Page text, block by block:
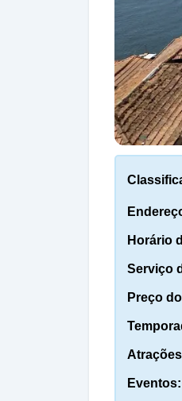
Horário
Serviço
Preço
Eventos: